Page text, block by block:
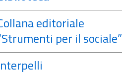
editoriale
per il sociale”